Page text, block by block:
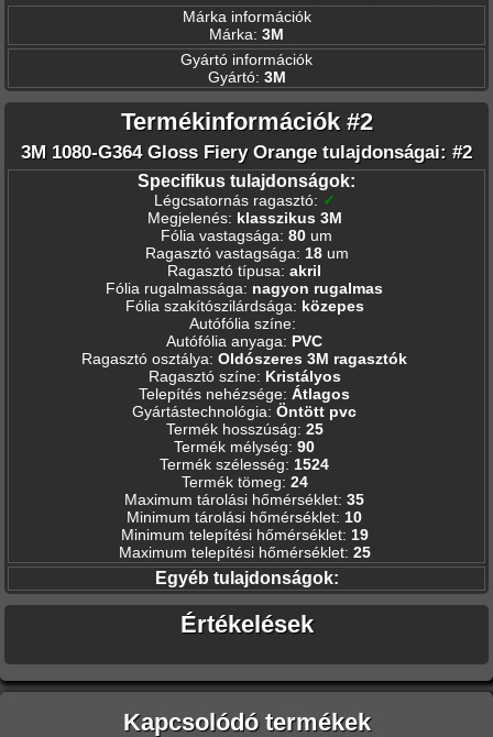
Márka információk
Márka: 3M
Gyártó információk
Gyártó: 3M
Termékinformációk #2
3M 1080-G364 Gloss Fiery Orange tulajdonságai: #2
Specifikus tulajdonságok:
Légcsatornás ragasztó: ✓
Megjelenés: klasszikus 3M
Fólia vastagsága: 80 um
Ragasztó vastagsága: 18 um
Ragasztó típusa: akril
Fólia rugalmassága: nagyon rugalmas
Fólia szakítószilárdsága: közepes
Autófólia színe:
Autófólia anyaga: PVC
Ragasztó osztálya: Oldószeres 3M ragasztók
Ragasztó színe: Kristályos
Telepítés nehézsége: Átlagos
Gyártástechnológia: Öntött pvc
Termék hosszúság: 25
Termék mélység: 90
Termék szélesség: 1524
Termék tömeg: 24
Maximum tárolási hőmérséklet: 35
Minimum tárolási hőmérséklet: 10
Minimum telepítési hőmérséklet: 19
Maximum telepítési hőmérséklet: 25
Egyéb tulajdonságok:
Értékelések
Kapcsolódó termékek